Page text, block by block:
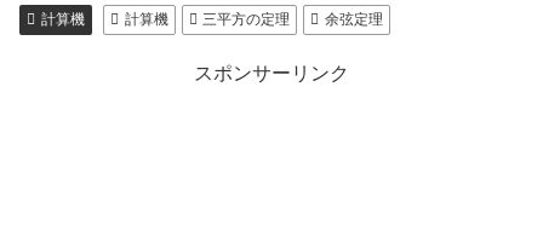
計算機 計算機 三平方の定理 余弦定理
スポンサーリンク